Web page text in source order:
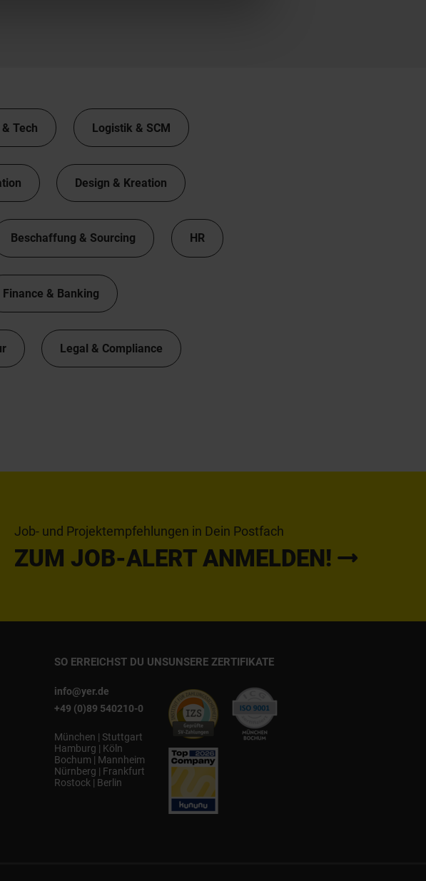
Tech Logistik & SCM
Design & Kreation
Beschaffung & Sourcing HR
Finance & Banking
Legal & Compliance
Job- und Projektempfehlungen in Dein Postfach
ZUM JOB-ALERT ANMELDEN!
SO ERREICHST DU UNS
info@yer.de
+49 (0)89 540210-0
München | Stuttgart
Hamburg | Köln
Bochum | Mannheim
Nürnberg | Frankfurt
Rostock | Berlin
UNSERE ZERTIFIKATE